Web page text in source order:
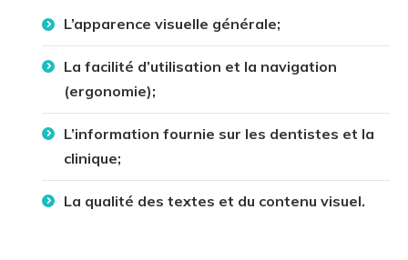
L’apparence visuelle générale;
La facilité d’utilisation et la navigation
(ergonomie);
L’information fournie sur les dentistes et la
clinique;
La qualité des textes et du contenu visuel.